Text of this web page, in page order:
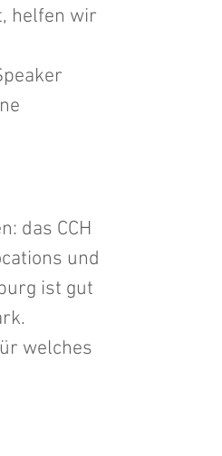
helfen wir
das CCH
und
ist gut
welches